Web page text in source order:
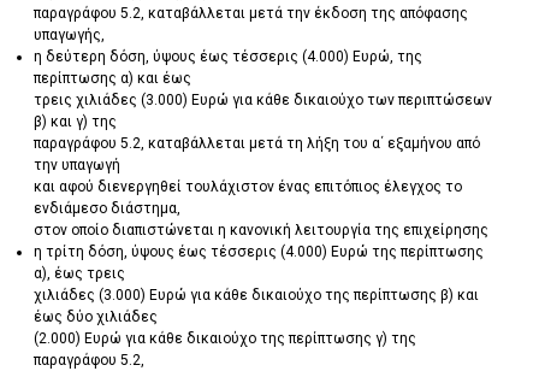
παραγράφου 5.2, καταβάλλεται μετά την έκδοση της απόφασης
υπαγωγής,
η δεύτερη δόση, ύψους έως τέσσερις (4.000) Ευρώ, της
περίπτωσης α) και έως
τρεις χιλιάδες (3.000) Ευρώ για κάθε δικαιούχο των περιπτώσεων
β) και γ) της
παραγράφου 5.2, καταβάλλεται μετά τη λήξη του α΄ εξαμήνου από
την υπαγωγή
και αφού διενεργηθεί τουλάχιστον ένας επιτόπιος έλεγχος το
ενδιάμεσο διάστημα,
στον οποίο διαπιστώνεται η κανονική λειτουργία της επιχείρησης
η τρίτη δόση, ύψους έως τέσσερις (4.000) Ευρώ της περίπτωσης
α), έως τρεις
χιλιάδες (3.000) Ευρώ για κάθε δικαιούχο της περίπτωσης β) και
έως δύο χιλιάδες
(2.000) Ευρώ για κάθε δικαιούχο της περίπτωσης γ) της
παραγράφου 5.2,